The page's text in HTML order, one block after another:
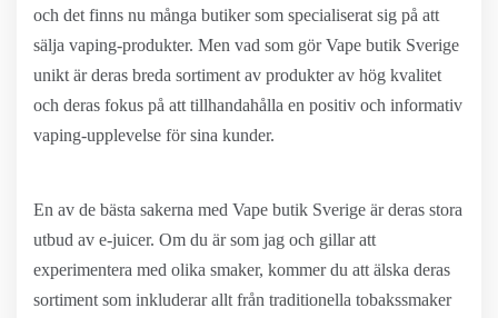
och det finns nu många butiker som specialiserat sig på att
sälja vaping-produkter. Men vad som gör Vape butik Sverige
unikt är deras breda sortiment av produkter av hög kvalitet
och deras fokus på att tillhandahålla en positiv och informativ
vaping-upplevelse för sina kunder.
En av de bästa sakerna med Vape butik Sverige är deras stora
utbud av e-juicer. Om du är som jag och gillar att
experimentera med olika smaker, kommer du att älska deras
sortiment som inkluderar allt från traditionella tobakssmaker